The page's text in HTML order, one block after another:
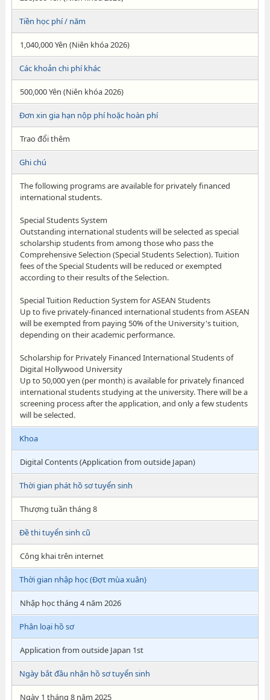
Tiền học phí / năm
1,040,000 Yên (Niên khóa 2026)
Các khoản chi phí khác
500,000 Yên (Niên khóa 2026)
Đơn xin gia hạn nộp phí hoặc hoàn phí
Trao đổi thêm
Ghi chú
The following programs are available for privately financed
international students.
Special Students System
Outstanding international students will be selected as special
scholarship students from among those who pass the
Comprehensive Selection (Special Students Selection). Tuition
fees of the Special Students will be reduced or exempted
according to their results of the Selection.
Special Tuition Reduction System for ASEAN Students
Up to five privately-financed international students from ASEAN
will be exempted from paying 50% of the University's tuition,
depending on their academic performance.
Scholarship for Privately Financed International Students of
Digital Hollywood University
Up to 50,000 yen (per month) is available for privately financed
international students studying at the university. There will be a
screening process after the application, and only a few students
will be selected.
Khoa
Digital Contents (Application from outside Japan)
Thời gian phát hồ sơ tuyển sinh
Thượng tuần tháng 8
Đề thi tuyển sinh cũ
Công khai trên internet
Thời gian nhập học (Đợt mùa xuân)
Nhập học tháng 4 năm 2026
Phân loại hồ sơ
Application from outside Japan 1st
Ngày bắt đầu nhận hồ sơ tuyển sinh
Ngày 1 tháng 8 năm 2025